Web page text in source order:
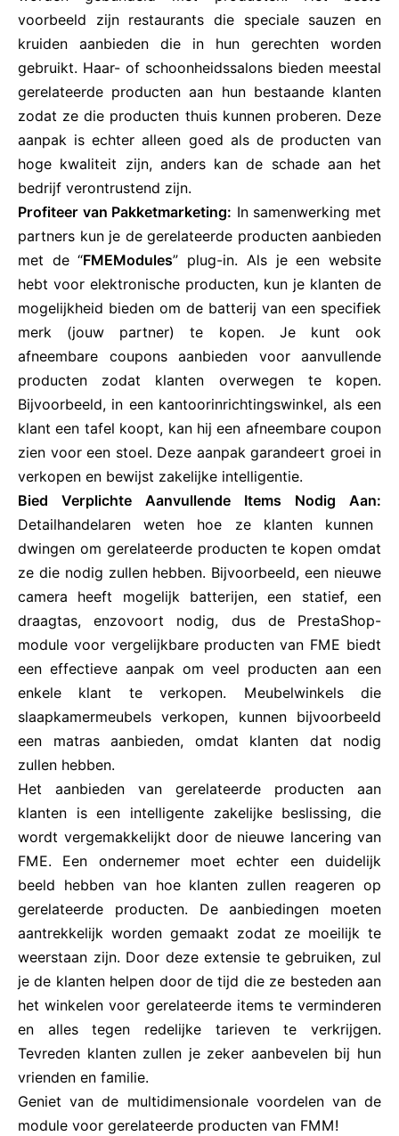
voorbeeld zijn restaurants die speciale sauzen en
kruiden aanbieden die in hun gerechten worden
gebruikt. Haar- of schoonheidssalons bieden meestal
gerelateerde producten aan hun bestaande klanten
zodat ze die producten thuis kunnen proberen. Deze
aanpak is echter alleen goed als de producten van
hoge kwaliteit zijn, anders kan de schade aan het
bedrijf verontrustend zijn.
Profiteer van Pakketmarketing: In samenwerking met
partners kun je de gerelateerde producten aanbieden
met de “FMEModules” plug-in. Als je een website
hebt voor elektronische producten, kun je klanten de
mogelijkheid bieden om de batterij van een specifiek
merk (jouw partner) te kopen. Je kunt ook
afneembare coupons aanbieden voor aanvullende
producten zodat klanten overwegen te kopen.
Bijvoorbeeld, in een kantoorinrichtingswinkel, als een
klant een tafel koopt, kan hij een afneembare coupon
zien voor een stoel. Deze aanpak garandeert groei in
verkopen en bewijst zakelijke intelligentie.
Bied Verplichte Aanvullende Items Nodig Aan:
Detailhandelaren weten hoe ze klanten kunnen
dwingen om gerelateerde producten te kopen omdat
ze die nodig zullen hebben. Bijvoorbeeld, een nieuwe
camera heeft mogelijk batterijen, een statief, een
draagtas, enzovoort nodig, dus de PrestaShop-
module voor vergelijkbare producten van FME biedt
een effectieve aanpak om veel producten aan een
enkele klant te verkopen. Meubelwinkels die
slaapkamermeubels verkopen, kunnen bijvoorbeeld
een matras aanbieden, omdat klanten dat nodig
zullen hebben.
Het aanbieden van gerelateerde producten aan
klanten is een intelligente zakelijke beslissing, die
wordt vergemakkelijkt door de nieuwe lancering van
FME. Een ondernemer moet echter een duidelijk
beeld hebben van hoe klanten zullen reageren op
gerelateerde producten. De aanbiedingen moeten
aantrekkelijk worden gemaakt zodat ze moeilijk te
weerstaan zijn. Door deze extensie te gebruiken, zul
je de klanten helpen door de tijd die ze besteden aan
het winkelen voor gerelateerde items te verminderen
en alles tegen redelijke tarieven te verkrijgen.
Tevreden klanten zullen je zeker aanbevelen bij hun
vrienden en familie.
Geniet van de multidimensionale voordelen van de
module voor gerelateerde producten van FMM!